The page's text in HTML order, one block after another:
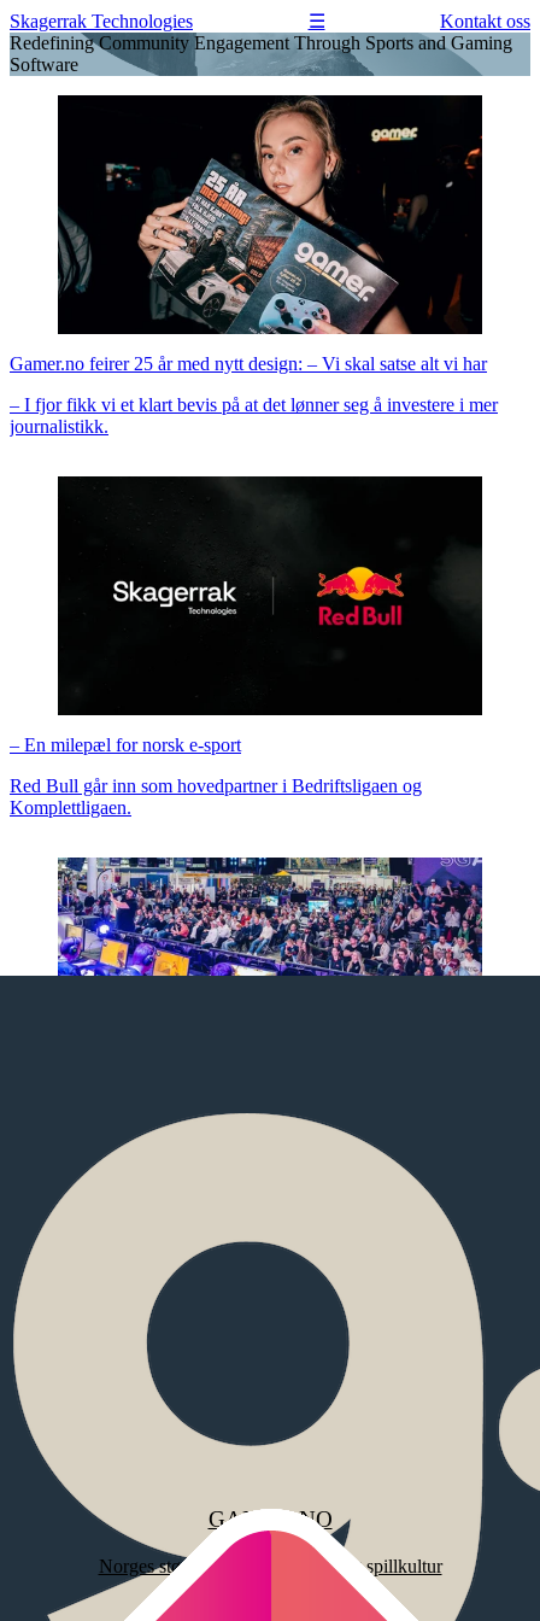
Skagerrak Technologies ☰
Kontakt oss
Redefining Community Engagement Through Sports and Gaming
Software
Gamer.no feirer 25 år med nytt design: – Vi skal satse alt vi har
– I fjor fikk vi et klart bevis på at det lønner seg å investere i mer
journalistikk.
– En milepæl for norsk e-sport
Red Bull går inn som hovedpartner i Bedriftsligaen og
Komplettligaen.
Lanserer helt ny turneringsplattform for e-sport
«Good Game Arena» er norsk e-sports nye hjem.
Våre produkter
Vi utvikler og driver noen av Norges største gaming- og
esportsmiljøer.
GAMER.NO
Norges største magasin for spill og spillkultur